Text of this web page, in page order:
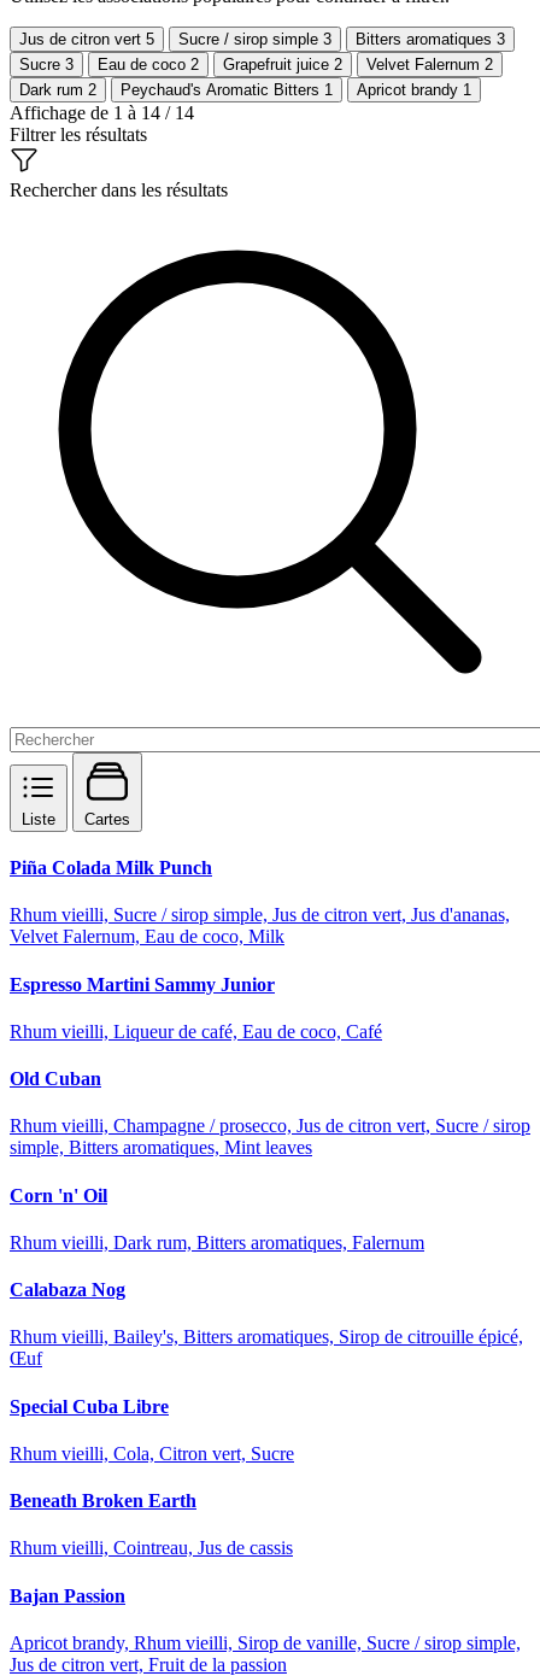
Jus de citron vert 5 Sucre / sirop simple 3 Bitters aromatiques 3
Sucre 3 Eau de coco 2 Grapefruit juice 2 Velvet Falernum 2
Dark rum 2 Peychaud's Aromatic Bitters 1 Apricot brandy 1
Affichage de 1 à 14 / 14
Filtrer les résultats
Rechercher dans les résultats
Liste Cartes
Piña Colada Milk Punch
Rhum vieilli, Sucre / sirop simple, Jus de citron vert, Jus d'ananas,
Velvet Falernum, Eau de coco, Milk
Espresso Martini Sammy Junior
Rhum vieilli, Liqueur de café, Eau de coco, Café
Old Cuban
Rhum vieilli, Champagne / prosecco, Jus de citron vert, Sucre / sirop
simple, Bitters aromatiques, Mint leaves
Corn 'n' Oil
Rhum vieilli, Dark rum, Bitters aromatiques, Falernum
Calabaza Nog
Rhum vieilli, Bailey's, Bitters aromatiques, Sirop de citrouille épicé,
Œuf
Special Cuba Libre
Rhum vieilli, Cola, Citron vert, Sucre
Beneath Broken Earth
Rhum vieilli, Cointreau, Jus de cassis
Bajan Passion
Apricot brandy, Rhum vieilli, Sirop de vanille, Sucre / sirop simple,
Jus de citron vert, Fruit de la passion